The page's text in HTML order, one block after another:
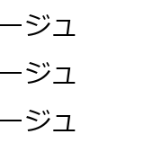
ジュ
ジュ
ジュ